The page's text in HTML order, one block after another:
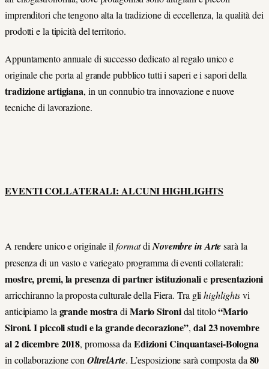
imprenditori che tengono alta la tradizione di eccellenza, la qualità dei
prodotti e la tipicità del territorio.
Appuntamento annuale di successo dedicato al regalo unico e
originale che porta al grande pubblico tutti i saperi e i sapori della
tradizione artigiana, in un connubio tra innovazione e nuove
tecniche di lavorazione.
EVENTI COLLATERALI: ALCUNI HIGHLIGHTS
A rendere unico e originale il formatdi Novembre in Artesarà la
presenza di un vasto e variegato programma di eventi collaterali:
mostre, premi, la presenza di partner istituzionaliepresentazioni
arricchiranno la proposta culturale della Fiera. Tra glihighlightsvi
anticipiamo la grande mostradi Mario Sironidal titolo“Mario
Sironi. I piccoli studi e la grande decorazione”,dal 23 novembre
al 2 dicembre 2018, promossa da Edizioni Cinquantasei-Bologna
in collaborazione con OltrelArte. L’esposizione sarà composta da 80